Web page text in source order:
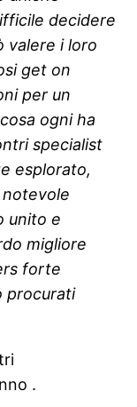
decidere
valere i loro
get on
per un
ogni ha
specialist
esplorato,
unito e
migliore
forte
procurati
.